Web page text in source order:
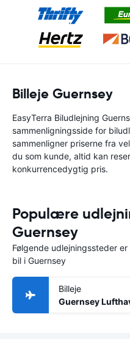
Billeje Guernsey
EasyTerra Biludlejning
sammenligningsside for
sammenligner priserne fra
du som kunde, altid kan
konkurrencedygtig pris.
Populære
Guernsey
Følgende udlejningssteder
bil i Guernsey
Billeje
Guernsey